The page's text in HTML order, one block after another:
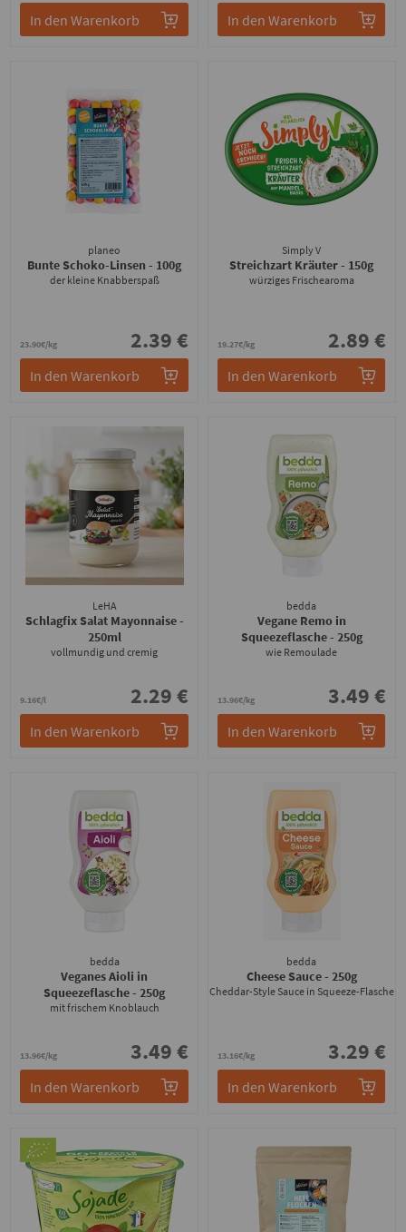
In den Warenkorb In den Warenkorb
planeo
Bunte Schoko-Linsen- 100g
der kleine Knabberspaß
23.90€/kg 2.39 €
In den Warenkorb
Simply V
Streichzart Kräuter- 150g
würziges Frischearoma
19.27€/kg 2.89 €
In den Warenkorb
LeHA
Schlagfix Salat Mayonnaise-
250ml
vollmundig und cremig
9.16€/l 2.29 €
In den Warenkorb
bedda
Vegane Remo in
Squeezeflasche- 250g
wie Remoulade
13.96€/kg 3.49 €
In den Warenkorb
bedda
Veganes Aioli in
Squeezeflasche- 250g
mit frischem Knoblauch
13.96€/kg 3.49 €
In den Warenkorb
bedda
Cheese Sauce- 250g
Cheddar-Style Sauce in Squeeze-Flasche
13.16€/kg 3.29 €
In den Warenkorb